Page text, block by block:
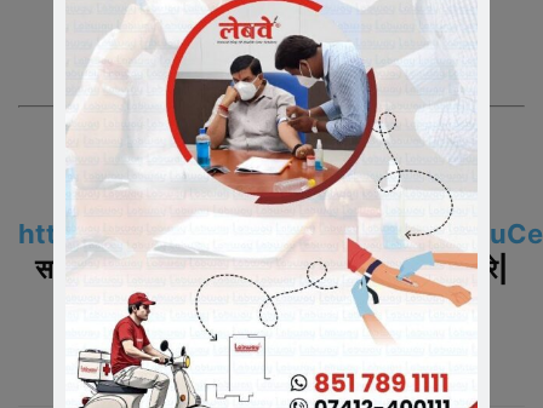
“फिर मुस्कुराएगा इंडिया”
न्यूज़ इंडिया 365 – खबरों का फीवर
Also Join us On WhatsApp
https://chat.whatsapp.com/
समाचारो के अपडेट के लिए ग्रुप
को ज्वाइन करे|